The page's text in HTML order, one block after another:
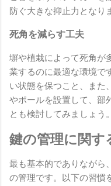
防ぐ大きな抑止力となり
死角を減らす工夫
塀や植栽によって死角が
業するのに最適な環境で
い状態を保つこと、また
やポールを設置して、部
とも検討してみましょう。
鍵の管理に関す
最も基本的でありながら
の管理です。以下の習慣